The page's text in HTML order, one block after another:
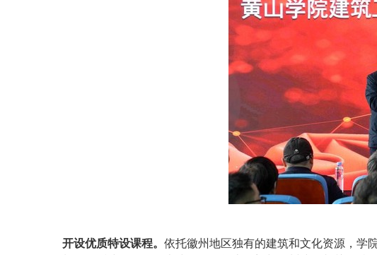
开设优质特设课程。 依托徽州地区独有的建筑和文化资源，学